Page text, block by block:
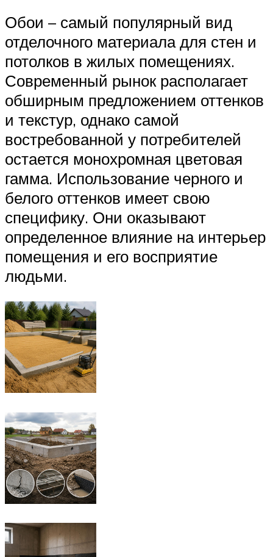
Обои – самый популярный вид
отделочного материала для стен и
потолков в жилых помещениях.
Современный рынок располагает
обширным предложением оттенков
и текстур, однако самой
востребованной у потребителей
остается монохромная цветовая
гамма. Использование черного и
белого оттенков имеет свою
специфику. Они оказывают
определенное влияние на интерьер
помещения и его восприятие
людьми.